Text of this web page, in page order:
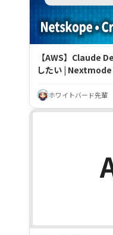
【AWS】Claude
したい |
ホワイトバード先輩